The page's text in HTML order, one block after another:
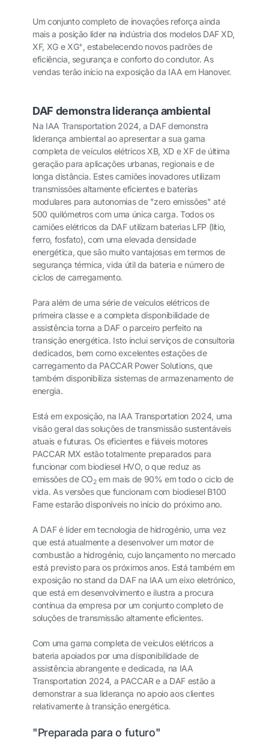
Um conjunto completo de inovações reforça ainda
mais a posição líder na indústria dos modelos DAF XD,
XF, XG e XG+ , estabelecendo novos padrões de
eficiência, segurança e conforto do condutor. As
vendas terão início na exposição da IAA em Hanover.
DAF demonstra liderança ambiental
Na IAA Transportation 2024, a DAF demonstra
liderança ambiental ao apresentar a sua gama
completa de veículos elétricos XB, XD e XF de última
geração para aplicações urbanas, regionais e de
longa distância. Estes camiões inovadores utilizam
transmissões altamente eficientes e baterias
modulares para autonomias de "zero emissões" até
500 quilómetros com uma única carga. Todos os
camiões elétricos da DAF utilizam baterias LFP (lítio,
ferro, fosfato), com uma elevada densidade
energética, que são muito vantajosas em termos de
segurança térmica, vida útil da bateria e número de
ciclos de carregamento.
Para além de uma série de veículos elétricos de
primeira classe e a completa disponibilidade de
assistência torna a DAF o parceiro perfeito na
transição energética. Isto inclui serviços de consultoria
dedicados, bem como excelentes estações de
carregamento da PACCAR Power Solutions, que
também disponibiliza sistemas de armazenamento de
energia.
Está em exposição, na IAA Transportation 2024, uma
visão geral das soluções de transmissão sustentáveis
atuais e futuras. Os eficientes e fiáveis motores
PACCAR MX estão totalmente preparados para
funcionar com biodiesel HVO, o que reduz as
emissões de CO2em mais de 90% em todo o ciclo de
vida. As versões que funcionam com biodiesel B100
Fame estarão disponíveis no início do próximo ano.
A DAF é líder em tecnologia de hidrogénio, uma vez
que está atualmente a desenvolver um motor de
combustão a hidrogénio, cujo lançamento no mercado
está previsto para os próximos anos. Está também em
exposição no stand da DAF na IAA um eixo eletrónico,
que está em desenvolvimento e ilustra a procura
contínua da empresa por um conjunto completo de
soluções de transmissão altamente eficientes.
Com uma gama completa de veículos elétricos a
bateria apoiados por uma disponibilidade de
assistência abrangente e dedicada, na IAA
Transportation 2024, a PACCAR e a DAF estão a
demonstrar a sua liderança no apoio aos clientes
relativamente à transição energética.
"Preparada para o futuro"